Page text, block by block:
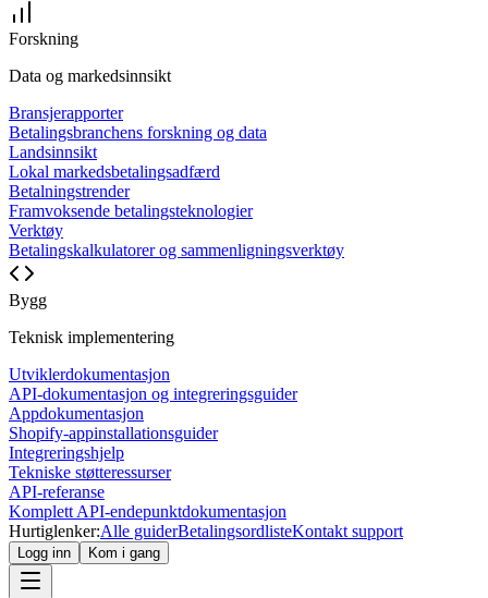
Forskning
Data og markedsinnsikt
Bransjerapporter
Betalingsbranchens forskning og data
Landsinnsikt
Lokal markedsbetalingsadfærd
Betalningstrender
Framvoksende betalingsteknologier
Verktøy
Betalingskalkulatorer og sammenligningsverktøy
Bygg
Teknisk implementering
Utviklerdokumentasjon
API-dokumentasjon og integreringsguider
Appdokumentasjon
Shopify-appinstallationsguider
Integreringshjelp
Tekniske støtteressurser
API-referanse
Komplett API-endepunktdokumentasjon
Hurtiglenker:Alle guiderBetalingsordlisteKontakt support
Logg inn Kom i gang